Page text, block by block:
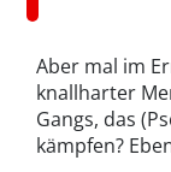
Aber mal im
knallharter
Gangs, das
kämpfen?